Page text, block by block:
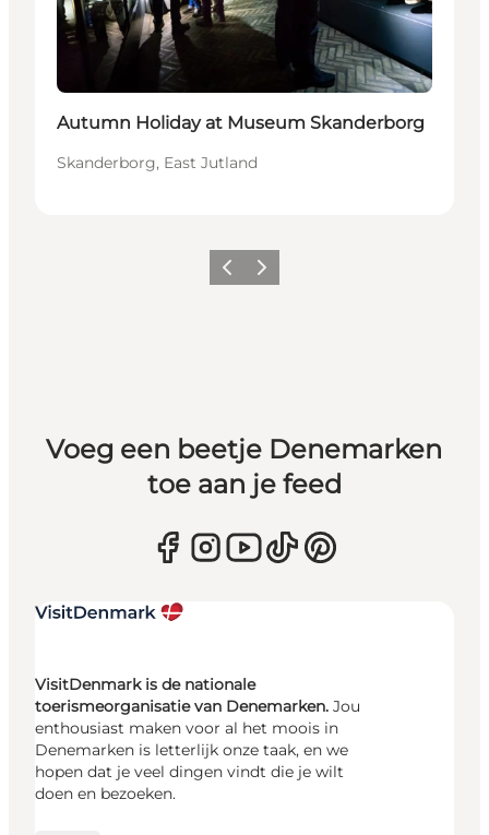
Autumn Holiday at Museum Skanderborg
Skanderborg, East Jutland
Vorige Volgende
Voeg een beetje Denemarken
toe aan je feed
VisitDenmark is de nationale
toerismeorganisatie van Denemarken. Jou
enthousiast maken voor al het moois in
Denemarken is letterlijk onze taak, en we
hopen dat je veel dingen vindt die je wilt
doen en bezoeken.